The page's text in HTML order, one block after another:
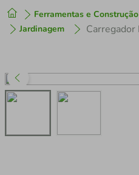
Ferramentas e Construção
Jardinagem
1º tenis
3º perfume